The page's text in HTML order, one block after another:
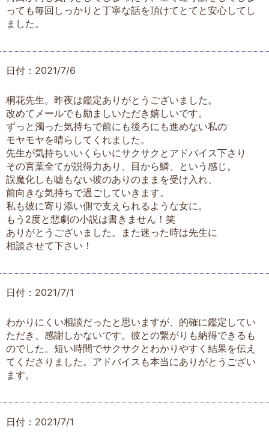
っても毎回しっかりと丁寧な話を頂けてとてと安心してし
ました。
日付：2021/7/6
桐花先生。昨夜は鑑定ありがとうございました。
改めてメールでも励ましいただき嬉しいです。
ずっと濁った気持ちで前にも後ろにも進めない私の
モヤモヤを晴らしてくれました。
先生が気持ちいいくらいにサクサクとアドバイス下さり
その言葉全てが説得力あり、目から鱗、という感じ。
誤魔化しも嘘もない彼のありのままを受け入れ、
前向きな気持ちで過ごしていきます。
私も彼に寄り添い側で支えられるような女に。
もう2度と悲劇の小説は書きません！笑
ありがとうございました。また迷った時は先生に
相談させて下さい！
日付：2021/7/1
わかりにくい相談だったと思いますが、的確に鑑定してい
ただき、感謝しかないです。彼との繋がりも納得できるも
のでした。短い時間でサクサクとわかりやすく結果を伝え
てくださりました。アドバイスも本当にありがとうござい
ます。
日付：2021/7/1